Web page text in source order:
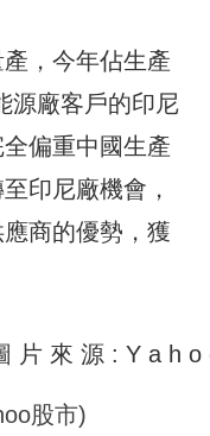
，今年佔生產
源廠客戶的印尼
偏重中國生產
印尼廠機會，
商的優勢，獲
股市)